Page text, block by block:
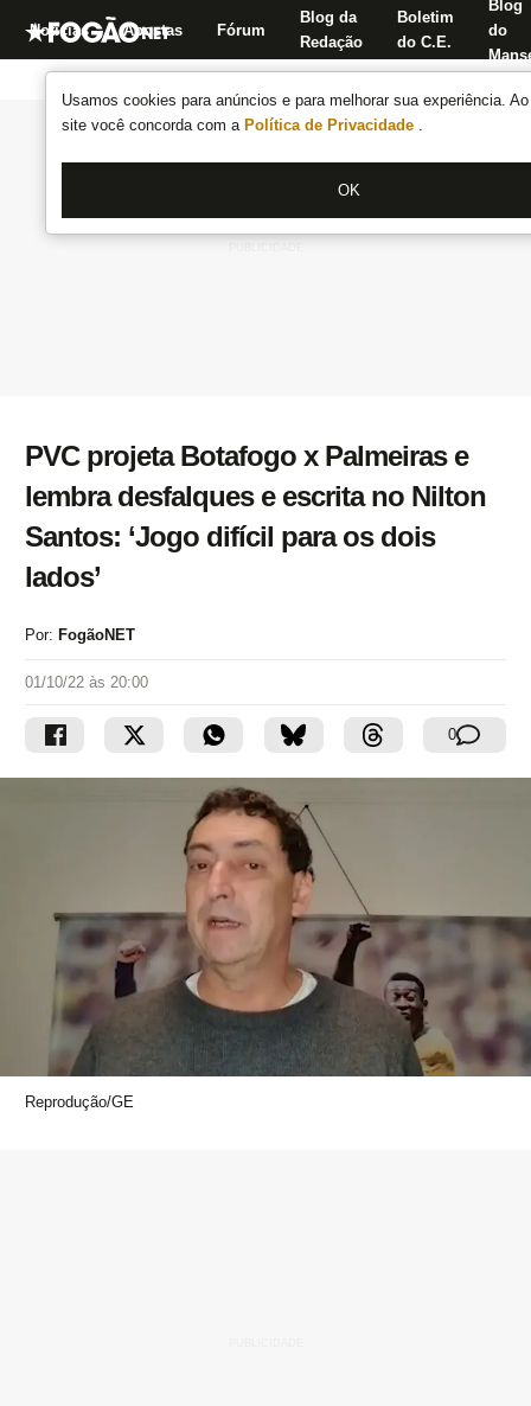
Usamos cookies para anúncios e para melhorar sua experiência.
site você concorda com a Política de Privacidade .
OK
Notícias Apostas Fórum
Blog da
Redação
Boletim
do C.E.
Blog
do
PVC projeta Botafogo x Palmeiras e
lembra desfalques e escrita no Nilton
Santos: ‘Jogo difícil para os dois
lados’
Por: FogãoNET
01/10/22 às 20:00
0
Reprodução/GE